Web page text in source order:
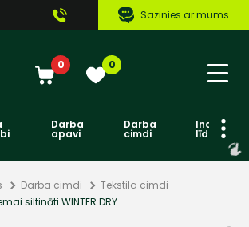
Sazinies ar mums
0 0
Darba
apavi
Darba
cimdi līdzekļi
Darba cimdi
Tekstila cimdi
siltināti WINTER DRY